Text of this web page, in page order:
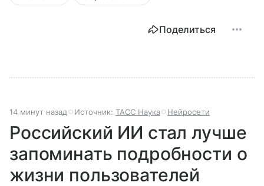
Поделиться
14 минут назад Источник: ТАСС Наука Нейросети
Российский ИИ стал лучше
запоминать подробности о
жизни пользователей